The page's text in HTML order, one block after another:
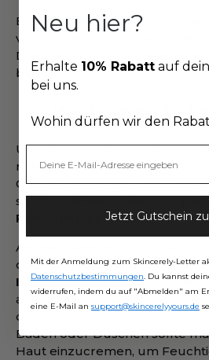
Beim Dermatologen erfolgt
von Grunderkrankungen wie
Diabetes, die einer
bedürfen.
Hautpflege bei
Um rauer, trockener Haut
richtige Hautpflege essenziell.
Gesicht am Morgen und
sanften,
Reinigungsgelwaschen.
Abends kann man die Haut
oder einereichhaltige Lotion
Inhaltsstoffen auftragen.
alkoholhaltige Gesichtswasser
diese die Haut zusätzlich
Baden oder Duschen sollte
Haut einzucremen, um
Neu hier?
Erhalte 10% Rabatt auf
bei uns.
Wohin dürfen wir den
Jetzt Gutschein
Mit der Anmeldung zum Skincerely-Letter
Datenschutzbestimmungen. Du kannst
widerrufen, indem du auf "Abmelden" am
eine E-Mail an support@skincerelyyours.de